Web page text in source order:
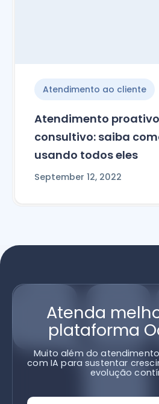
Atendimento ao cliente
Atendimento
consultivo: saiba
usando todos eles
September 12, 2022
Atenda
plataforma
Muito além do
com IA para sustentar
evolução